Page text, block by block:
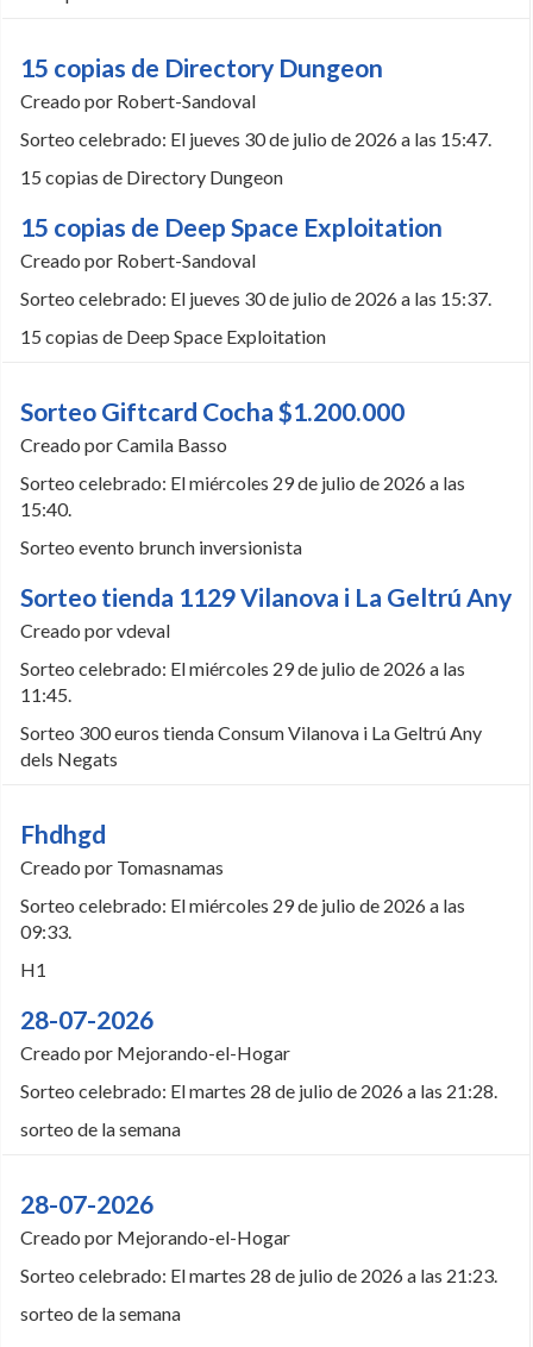
15 copias de Directory Dungeon
Creado por Robert-Sandoval
Sorteo celebrado: El jueves 30 de julio de 2026 a las 15:47.
15 copias de Directory Dungeon
15 copias de Deep Space Exploitation
Creado por Robert-Sandoval
Sorteo celebrado: El jueves 30 de julio de 2026 a las 15:37.
15 copias de Deep Space Exploitation
Sorteo Giftcard Cocha $1.200.000
Creado por Camila Basso
Sorteo celebrado: El miércoles 29 de julio de 2026 a las
15:40.
Sorteo evento brunch inversionista
Sorteo tienda 1129 Vilanova i La Geltrú Any
Creado por vdeval
Sorteo celebrado: El miércoles 29 de julio de 2026 a las
11:45.
Sorteo 300 euros tienda Consum Vilanova i La Geltrú Any
dels Negats
Fhdhgd
Creado por Tomasnamas
Sorteo celebrado: El miércoles 29 de julio de 2026 a las
09:33.
H1
28-07-2026
Creado por Mejorando-el-Hogar
Sorteo celebrado: El martes 28 de julio de 2026 a las 21:28.
sorteo de la semana
28-07-2026
Creado por Mejorando-el-Hogar
Sorteo celebrado: El martes 28 de julio de 2026 a las 21:23.
sorteo de la semana